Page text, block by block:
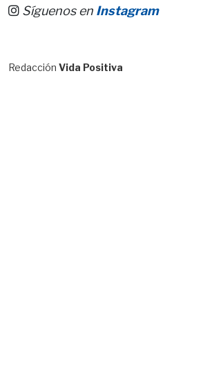
Síguenos en Instagram
Redacción Vida Positiva